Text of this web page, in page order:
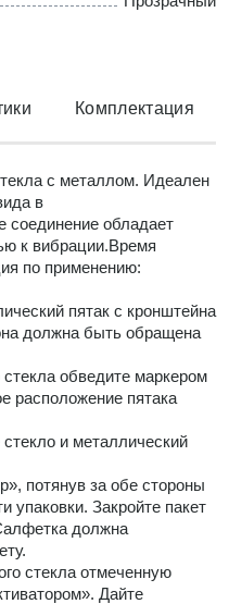
Комплектация
с металлом. Идеален
в
соединение обладает
к вибрации.Время
по применению:
пятак с кронштейна
должна быть обращена
обведите маркером
расположение пятака
и металлический
потянув за обе стороны
упаковки. Закройте пакет
должна
стекла отмеченную
Дайте